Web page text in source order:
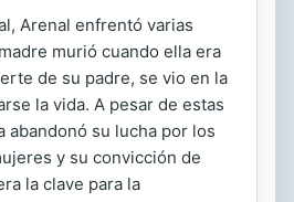
Arenal enfrentó varias
murió cuando ella era
de su padre, se vio en la
la vida. A pesar de estas
abandonó su lucha por los
y su convicción de
la clave para la